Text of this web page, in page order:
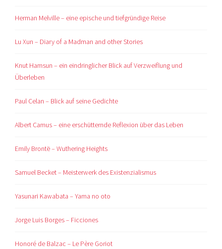
Herman Melville – eine epische und tiefgründige Reise
Lu Xun – Diary of a Madman and other Stories
Knut Hamsun – ein eindringlicher Blick auf Verzweiflung und
Überleben
Paul Celan – Blick auf seine Gedichte
Albert Camus – eine erschütternde Reflexion über das Leben
Emily Brontë – Wuthering Heights
Samuel Becket – Meisterwerk des Existenzialismus
Yasunari Kawabata – Yama no oto
Jorge Luis Borges – Ficciones
Honoré de Balzac – Le Père Goriot